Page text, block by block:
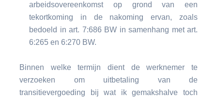
arbeidsovereenkomst op grond van een
tekortkoming in de nakoming ervan, zoals
bedoeld in art. 7:686 BW in samenhang met art.
6:265 en 6:270 BW.
Binnen welke termijn dient de werknemer te
verzoeken om uitbetaling van de
transitievergoeding bij wat ik gemakshalve toch